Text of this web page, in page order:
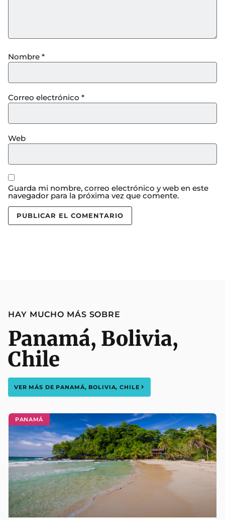
Nombre *
Correo electrónico *
Web
Guarda mi nombre, correo electrónico y web en este
navegador para la próxima vez que comente.
HAY MUCHO MÁS SOBRE
Panamá, Bolivia,
Chile
VER MÁS DE PANAMÁ, BOLIVIA,CHILE
PANAMÁ